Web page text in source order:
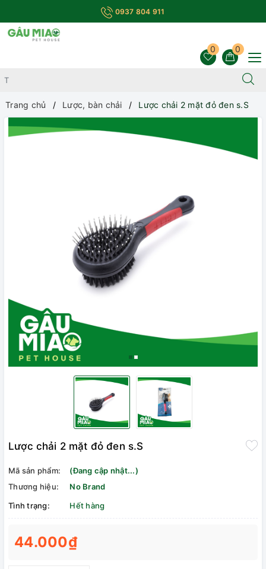
0937 804 911
0
0
Trang chủ Lược, bàn chải Lược chải 2 mặt đỏ đen s.S
Lược chải 2 mặt đỏ đen s.S
Mã sản phẩm:
(Đang cập nhật...)
Thương hiệu:
No Brand
Tình trạng:
Hết hàng
44.000₫